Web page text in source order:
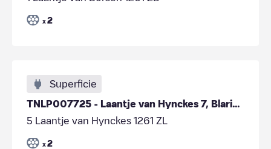
x 2
Superficie
TNLP007725 - Laantje van Hynckes 7, Blaricum
5 Laantje van Hynckes 1261 ZL
x 2